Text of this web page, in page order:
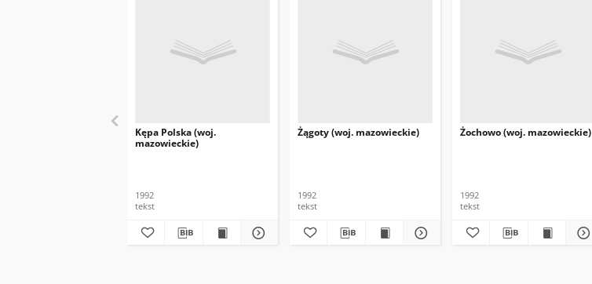
Kępa Polska (woj.
mazowieckie)
1992
tekst
Żągoty (woj. mazowieckie)
1992
tekst
Żochowo (woj. mazowieckie)
1992
tekst